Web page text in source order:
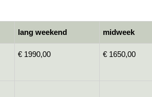
lang weekend midweek
€ 1990,00 € 1650,00